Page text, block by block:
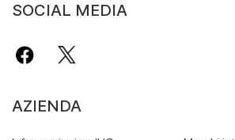
SOCIAL MEDIA
AZIENDA